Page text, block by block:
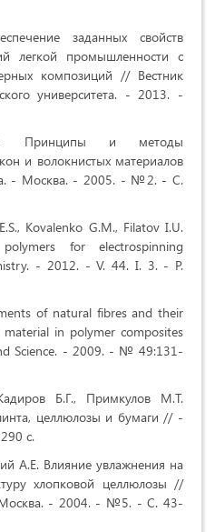
заданных свойств
легкой промышленности с
композиций // Вестник
университета. - 2013. -
Принципы и методы
и волокнистых материалов
- Москва. - 2005. - №2. - С.
Kovalenko G.M., Filatov I.U.
for electrospinning
- 2012. - V. 44. I. 3. - P.
of natural fibres and their
in polymer composites
Science. - 2009. - № 49:131-
Б.Г., Примкулов М.Т.
целлюлозы и бумаги // -
с.
А.Е. Влияние увлажнения на
хлопковой целлюлозы //
Москва. - 2004. - №5. - С. 43-